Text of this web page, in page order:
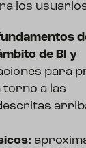
los
de BI y
para
torno a las